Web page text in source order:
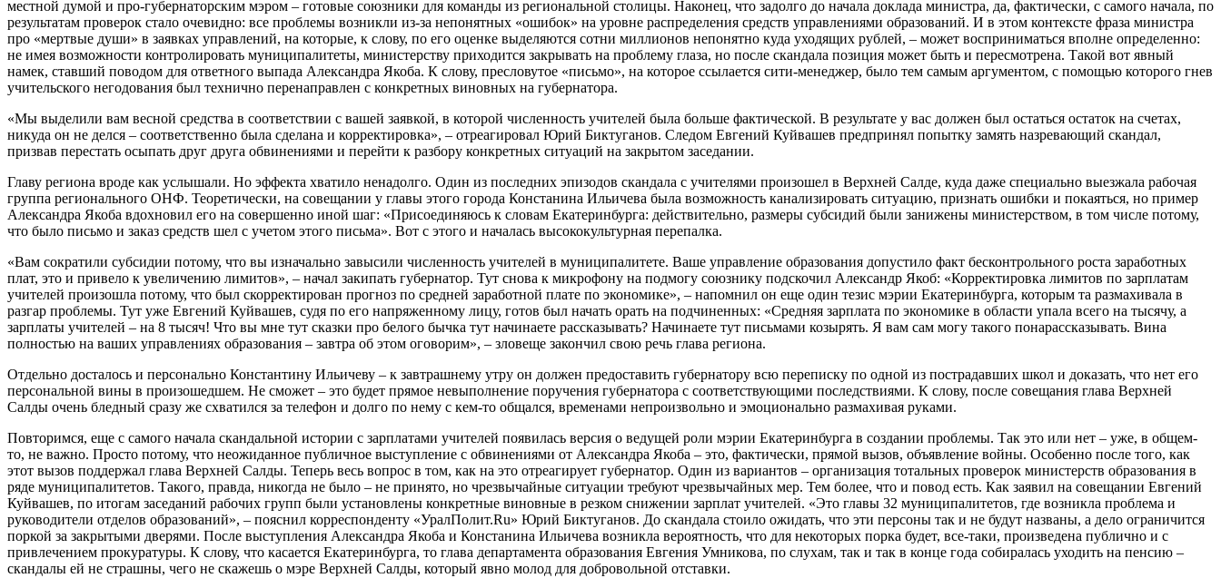
местной думой и про-губернаторским мэром – готовые союзники для команды из региональной столицы. Наконец, что задолго до начала доклада министра, да, фактически, с самого начала, по
результатам проверок стало очевидно: все проблемы возникли из-за непонятных «ошибок» на уровне распределения средств управлениями образований. И в этом контексте фраза министра
про «мертвые души» в заявках управлений, на которые, к слову, по его оценке выделяются сотни миллионов непонятно куда уходящих рублей, – может восприниматься вполне определенно:
не имея возможности контролировать муниципалитеты, министерству приходится закрывать на проблему глаза, но после скандала позиция может быть и пересмотрена. Такой вот явный
намек, ставший поводом для ответного выпада Александра Якоба. К слову, пресловутое «письмо», на которое ссылается сити-менеджер, было тем самым аргументом, с помощью которого гнев
учительского негодования был технично перенаправлен с конкретных виновных на губернатора.
«Мы выделили вам весной средства в соответствии с вашей заявкой, в которой численность учителей была больше фактической. В результате у вас должен был остаться остаток на счетах,
никуда он не делся – соответственно была сделана и корректировка», – отреагировал Юрий Биктуганов. Следом Евгений Куйвашев предпринял попытку замять назревающий скандал,
призвав перестать осыпать друг друга обвинениями и перейти к разбору конкретных ситуаций на закрытом заседании.
Главу региона вроде как услышали. Но эффекта хватило ненадолго. Один из последних эпизодов скандала с учителями произошел в Верхней Салде, куда даже специально выезжала рабочая
группа регионального ОНФ. Теоретически, на совещании у главы этого города Констанина Ильичева была возможность канализировать ситуацию, признать ошибки и покаяться, но пример
Александра Якоба вдохновил его на совершенно иной шаг: «Присоединяюсь к словам Екатеринбурга: действительно, размеры субсидий были занижены министерством, в том числе потому,
что было письмо и заказ средств шел с учетом этого письма». Вот с этого и началась высококультурная перепалка.
«Вам сократили субсидии потому, что вы изначально завысили численность учителей в муниципалитете. Ваше управление образования допустило факт бесконтрольного роста заработных
плат, это и привело к увеличению лимитов», – начал закипать губернатор. Тут снова к микрофону на подмогу союзнику подскочил Александр Якоб: «Корректировка лимитов по зарплатам
учителей произошла потому, что был скорректирован прогноз по средней заработной плате по экономике», – напомнил он еще один тезис мэрии Екатеринбурга, которым та размахивала в
разгар проблемы. Тут уже Евгений Куйвашев, судя по его напряженному лицу, готов был начать орать на подчиненных: «Средняя зарплата по экономике в области упала всего на тысячу, а
зарплаты учителей – на 8 тысяч! Что вы мне тут сказки про белого бычка тут начинаете рассказывать? Начинаете тут письмами козырять. Я вам сам могу такого понарассказывать. Вина
полностью на ваших управлениях образования – завтра об этом оговорим», – зловеще закончил свою речь глава региона.
Отдельно досталось и персонально Константину Ильичеву – к завтрашнему утру он должен предоставить губернатору всю переписку по одной из пострадавших школ и доказать, что нет его
персональной вины в произошедшем. Не сможет – это будет прямое невыполнение поручения губернатора с соответствующими последствиями. К слову, после совещания глава Верхней
Салды очень бледный сразу же схватился за телефон и долго по нему с кем-то общался, временами непроизвольно и эмоционально размахивая руками.
Повторимся, еще с самого начала скандальной истории с зарплатами учителей появилась версия о ведущей роли мэрии Екатеринбурга в создании проблемы. Так это или нет – уже, в общем-
то, не важно. Просто потому, что неожиданное публичное выступление с обвинениями от Александра Якоба – это, фактически, прямой вызов, объявление войны. Особенно после того, как
этот вызов поддержал глава Верхней Салды. Теперь весь вопрос в том, как на это отреагирует губернатор. Один из вариантов – организация тотальных проверок министерств образования в
ряде муниципалитетов. Такого, правда, никогда не было – не принято, но чрезвычайные ситуации требуют чрезвычайных мер. Тем более, что и повод есть. Как заявил на совещании Евгений
Куйвашев, по итогам заседаний рабочих групп были установлены конкретные виновные в резком снижении зарплат учителей. «Это главы 32 муниципалитетов, где возникла проблема и
руководители отделов образований», – пояснил корреспонденту «УралПолит.Ru» Юрий Биктуганов. До скандала стоило ожидать, что эти персоны так и не будут названы, а дело ограничится
поркой за закрытыми дверями. После выступления Александра Якоба и Констанина Ильичева возникла вероятность, что для некоторых порка будет, все-таки, произведена публично и с
привлечением прокуратуры. К слову, что касается Екатеринбурга, то глава департамента образования Евгения Умникова, по слухам, так и так в конце года собиралась уходить на пенсию –
скандалы ей не страшны, чего не скажешь о мэре Верхней Салды, который явно молод для добровольной отставки.